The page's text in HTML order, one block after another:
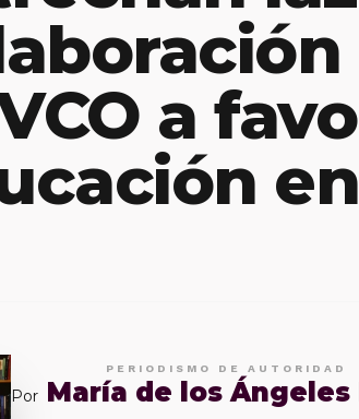
a
PERIODISMO DE AUTORIDAD
Por María de los Ángeles